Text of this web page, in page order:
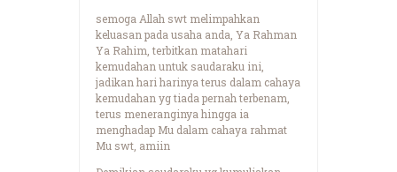
semoga Allah swt melimpahkan
keluasan pada usaha anda, Ya Rahman
Ya Rahim, terbitkan matahari
kemudahan untuk saudaraku ini,
jadikan hari harinya terus dalam cahaya
kemudahan yg tiada pernah terbenam,
terus meneranginya hingga ia
menghadap Mu dalam cahaya rahmat
Mu swt, amiin